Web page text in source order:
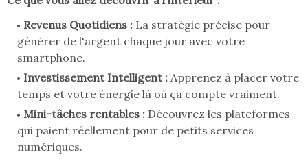
Revenus Quotidiens : La stratégie précise pour
générer de l'argent chaque jour avec votre
smartphone.
Investissement Intelligent : Apprenez à placer votre
temps et votre énergie là où ça compte vraiment.
Mini-tâches rentables : Découvrez les plateformes
qui paient réellement pour de petits services
numériques.